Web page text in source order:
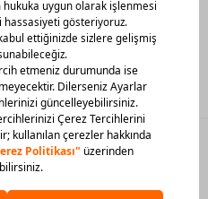
Hemen İndir!